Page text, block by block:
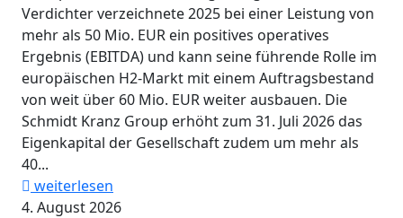
Verdichter verzeichnete 2025 bei einer Leistung von
mehr als 50 Mio. EUR ein positives operatives
Ergebnis (EBITDA) und kann seine führende Rolle im
europäischen H2-Markt mit einem Auftragsbestand
von weit über 60 Mio. EUR weiter ausbauen. Die
Schmidt Kranz Group erhöht zum 31. Juli 2026 das
Eigenkapital der Gesellschaft zudem um mehr als
40...
weiterlesen
4. August 2026